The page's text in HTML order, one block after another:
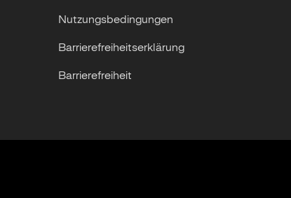
Nutzungsbedingungen
Barrierefreiheitserklärung
Barrierefreiheit